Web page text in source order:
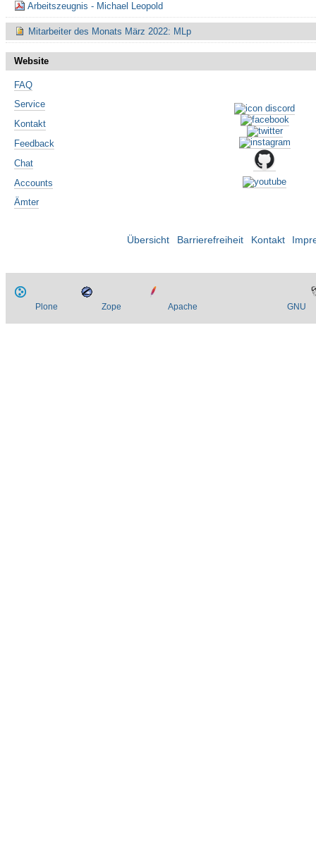
Arbeitszeugnis - Michael Leopold
Mitarbeiter des Monats März 2022: MLp
Website
FAQ
Service
Kontakt
Feedback
Chat
Accounts
Ämter
Übersicht Barrierefreiheit Kontakt
Plone Zope Apache GNU